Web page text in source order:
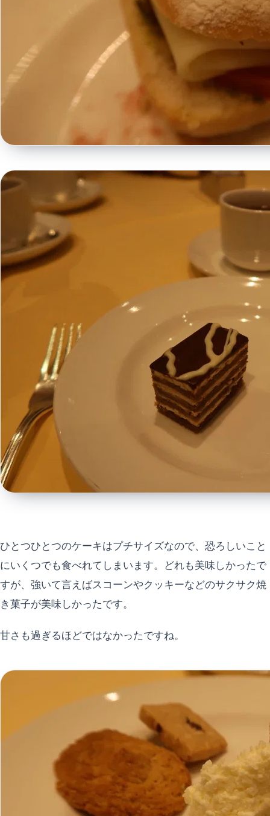
ひとつひとつのケーキはプチサイズなので、恐ろしいこと
にいくつでも食べれてしまいます。どれも美味しかったで
すが、強いて言えばスコーンやクッキーなどのサクサク焼
き菓子が美味しかったです。
甘さも過ぎるほどではなかったですね。